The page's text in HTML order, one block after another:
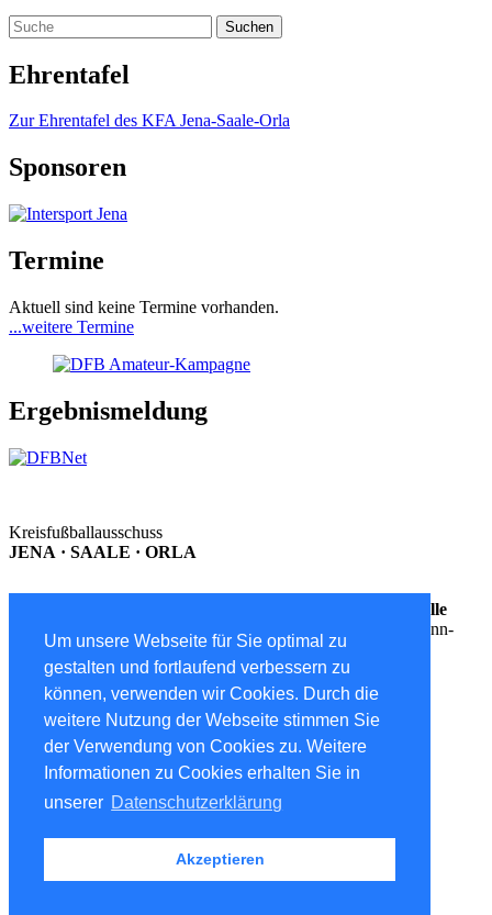
Um unsere Webseite für Sie optimal zu
gestalten und fortlaufend verbessern zu
können, verwenden wir Cookies. Durch die
weitere Nutzung der Webseite stimmen Sie
der Verwendung von Cookies zu. Weitere
Informationen zu Cookies erhalten Sie in
unserer Datenschutzerklärung
Akzeptieren
Ehrentafel
Zur Ehrentafel des KFA Jena-Saale-Orla
Sponsoren
Termine
Aktuell sind keine Termine vorhanden.
...weitere Termine
Ergebnismeldung
Kreisfußballausschuss
JENA · SAALE · ORLA
Geschäftsstelle
Postfach 12 02 Ernst-Thälmann-
Straße 38a I 101
07771 Dornburg-Camburg 07768 Kahla
Navigation überspringen
Impressum
Datenschutzerklärung
Sitemap